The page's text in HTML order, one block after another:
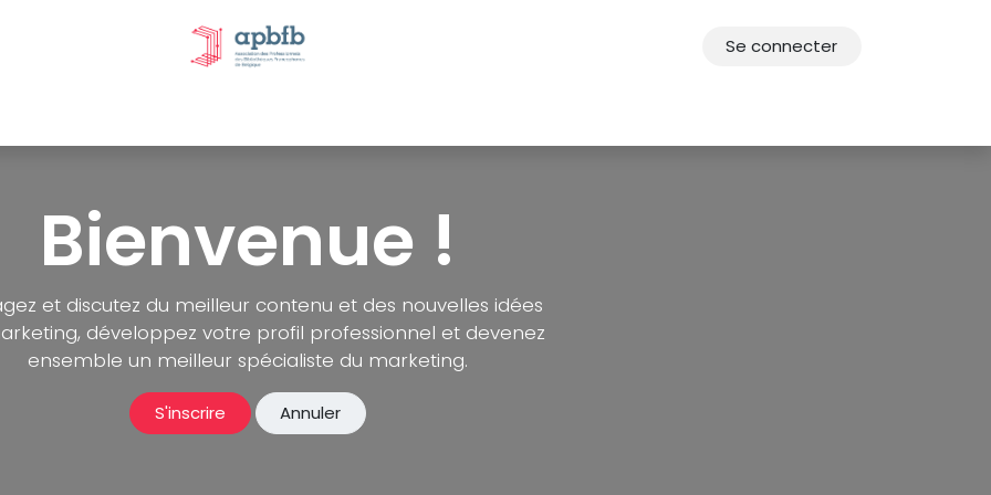
Se connecter
Bienvenue !
et discutez du meilleur contenu et des nouvelles idées
développez votre profil professionnel et devenez
ensemble un meilleur spécialiste du marketing.
S'inscrire Annuler